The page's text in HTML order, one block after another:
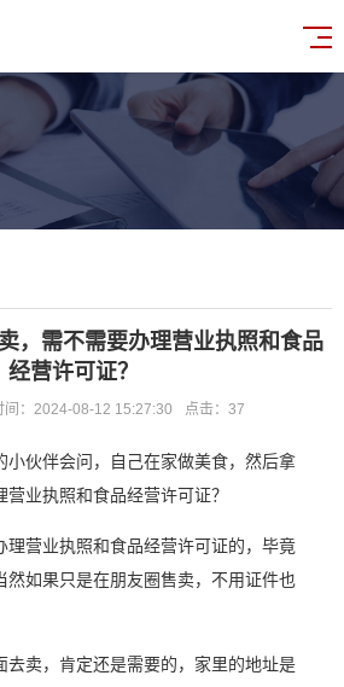
，需不需要办理营业执照和食品
经营许可证？
间：2024-08-12 15:27:30 点击： 37
小伙伴会问，自己在家做美食，然后拿
业执照和食品经营许可证？
理营业执照和食品经营许可证的，毕竟
然如果只是在朋友圈售卖，不用证件也
去卖，肯定还是需要的，家里的地址是